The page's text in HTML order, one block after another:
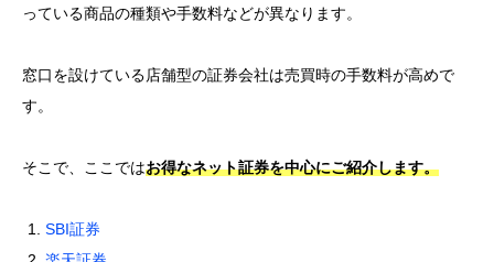
マネックス証券
では順に説明しましょう。